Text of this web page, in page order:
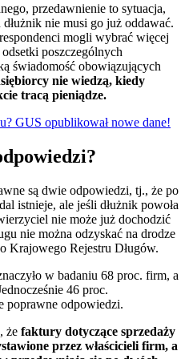
przedawnienie to sytuacja,
nie musi go już oddawać.
mogli wybrać więcej
poszczególnych
świadomość obowiązujących
nie wiedzą, kiedy
tracą pieniądze.
GUS opublikował nowe dane!
są dwie odpowiedzi, tj., że po
istnieje, ale jeśli dłużnik powoła
nie może już dochodzić
nie można odzyskać na drodze
Krajowego Rejestru Długów.
w badaniu 68 proc. firm, a
46 proc.
poprawne odpowiedzi.
że faktury dotyczące sprzedaży
przez właścicieli firm, a